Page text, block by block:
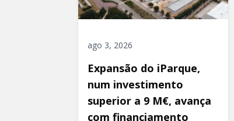
ago 3, 2026
Expansão do iParque,
num investimento
superior a 9 M€, avança
com financiamento